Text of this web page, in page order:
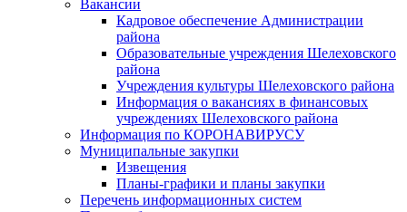
Вакансии
Кадровое обеспечение Администрации
района
Образовательные учреждения Шелеховского
района
Учреждения культуры Шелеховского района
Информация о вакансиях в финансовых
учреждениях Шелеховского района
Информация по КОРОНАВИРУСУ
Муниципальные закупки
Извещения
Планы-графики и планы закупки
Перечень информационных систем